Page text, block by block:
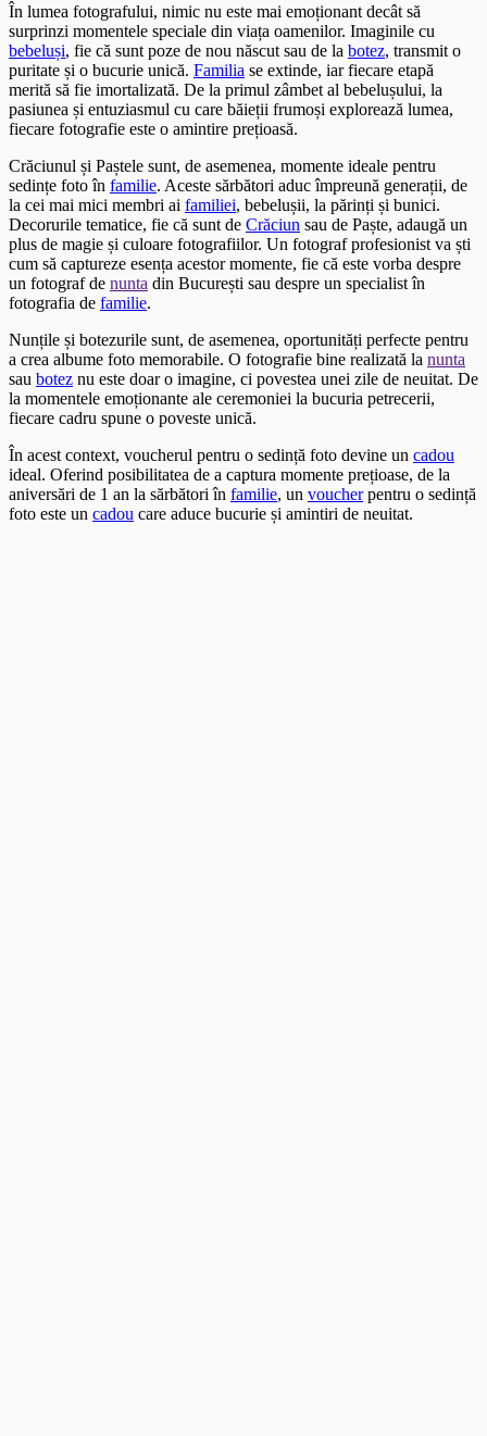
În lumea fotografului, nimic nu este mai emoționant decât să
surprinzi momentele speciale din viața oamenilor. Imaginile cu
bebeluși, fie că sunt poze de nou născut sau de la botez, transmit o
puritate și o bucurie unică. Familia se extinde, iar fiecare etapă
merită să fie imortalizată. De la primul zâmbet al bebelușului, la
pasiunea și entuziasmul cu care băieții frumoși explorează lumea,
fiecare fotografie este o amintire prețioasă.
Crăciunul și Paștele sunt, de asemenea, momente ideale pentru
sedințe foto în familie. Aceste sărbători aduc împreună generații, de
la cei mai mici membri ai familiei, bebelușii, la părinți și bunici.
Decorurile tematice, fie că sunt de Crăciun sau de Paște, adaugă un
plus de magie și culoare fotografiilor. Un fotograf profesionist va ști
cum să captureze esența acestor momente, fie că este vorba despre
un fotograf de nunta din București sau despre un specialist în
fotografia de familie.
Nunțile și botezurile sunt, de asemenea, oportunități perfecte pentru
a crea albume foto memorabile. O fotografie bine realizată la nunta
sau botez nu este doar o imagine, ci povestea unei zile de neuitat. De
la momentele emoționante ale ceremoniei la bucuria petrecerii,
fiecare cadru spune o poveste unică.
În acest context, voucherul pentru o sedință foto devine un cadou
ideal. Oferind posibilitatea de a captura momente prețioase, de la
aniversări de 1 an la sărbători în familie, un voucherpentru o sedință
foto este un cadou care aduce bucurie și amintiri de neuitat.